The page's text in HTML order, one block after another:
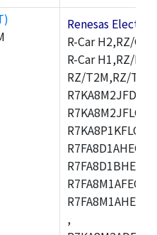
Renesas
R-Car H2,RZ/
R-Car H1,RZ/
RZ/T2M,RZ/
,